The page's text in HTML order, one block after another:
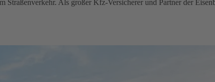
Straßenverkehr. Als großer Kfz-Versicherer und Partner der